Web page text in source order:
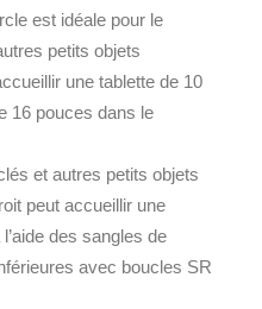
est idéale pour le
petits objets
une tablette de 10
16 pouces dans le
et autres petits objets
peut accueillir une
des sangles de
avec boucles SR